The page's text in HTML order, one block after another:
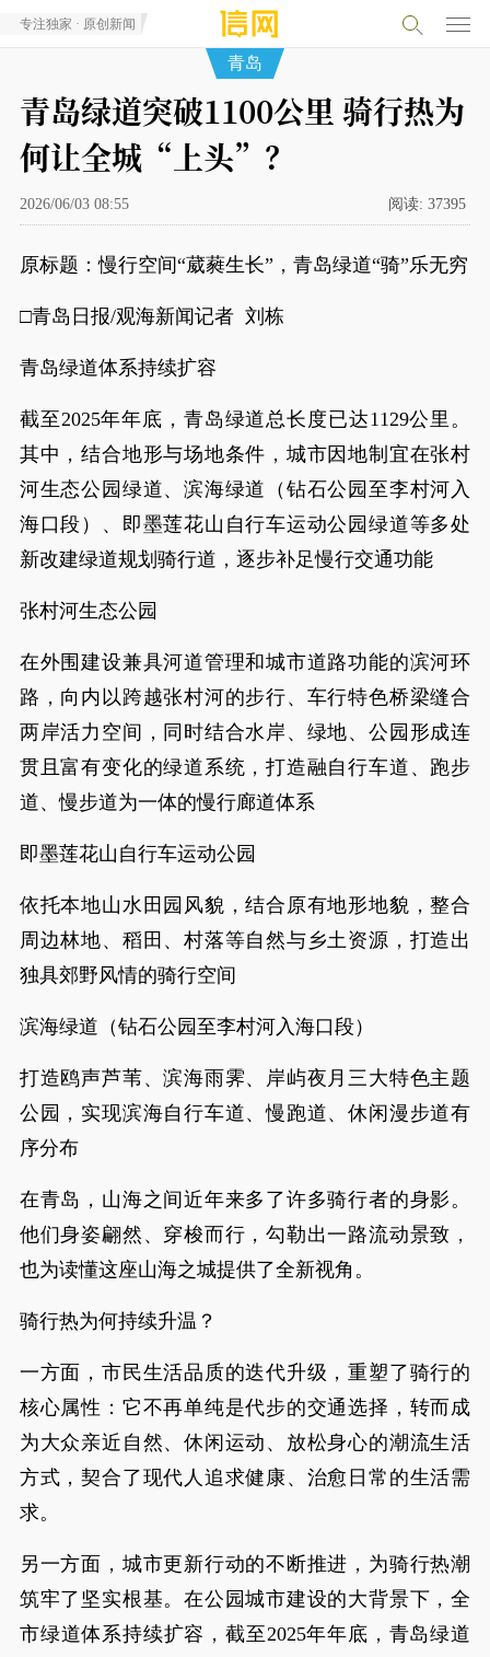
专注独家 · 原创新闻
青岛
青岛绿道突破1100公里 骑行热为
何让全城“上头”？
2026/06/03 08:55 阅读: 37395
原标题：慢行空间“葳蕤生长”，青岛绿道“骑”乐无穷
□青岛日报/观海新闻记者 刘栋
青岛绿道体系持续扩容
截至2025年年底，青岛绿道总长度已达1129公里。
其中，结合地形与场地条件，城市因地制宜在张村
河生态公园绿道、滨海绿道（钻石公园至李村河入
海口段）、即墨莲花山自行车运动公园绿道等多处
新改建绿道规划骑行道，逐步补足慢行交通功能
张村河生态公园
在外围建设兼具河道管理和城市道路功能的滨河环
路，向内以跨越张村河的步行、车行特色桥梁缝合
两岸活力空间，同时结合水岸、绿地、公园形成连
贯且富有变化的绿道系统，打造融自行车道、跑步
道、慢步道为一体的慢行廊道体系
即墨莲花山自行车运动公园
依托本地山水田园风貌，结合原有地形地貌，整合
周边林地、稻田、村落等自然与乡土资源，打造出
独具郊野风情的骑行空间
滨海绿道（钻石公园至李村河入海口段）
打造鸥声芦苇、滨海雨霁、岸屿夜月三大特色主题
公园，实现滨海自行车道、慢跑道、休闲漫步道有
序分布
在青岛，山海之间近年来多了许多骑行者的身影。
他们身姿翩然、穿梭而行，勾勒出一路流动景致，
也为读懂这座山海之城提供了全新视角。
骑行热为何持续升温？
一方面，市民生活品质的迭代升级，重塑了骑行的
核心属性：它不再单纯是代步的交通选择，转而成
为大众亲近自然、休闲运动、放松身心的潮流生活
方式，契合了现代人追求健康、治愈日常的生活需
求。
另一方面，城市更新行动的不断推进，为骑行热潮
筑牢了坚实根基。在公园城市建设的大背景下，全
市绿道体系持续扩容，截至2025年年底，青岛绿道